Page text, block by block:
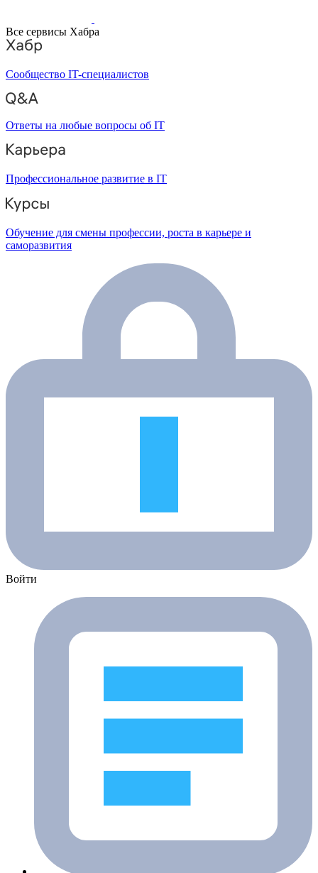
Все сервисы Хабра
Сообщество IT-специалистов
Ответы на любые вопросы об IT
Профессиональное развитие в IT
Обучение для смены профессии, роста в карьере и
саморазвития
Войти